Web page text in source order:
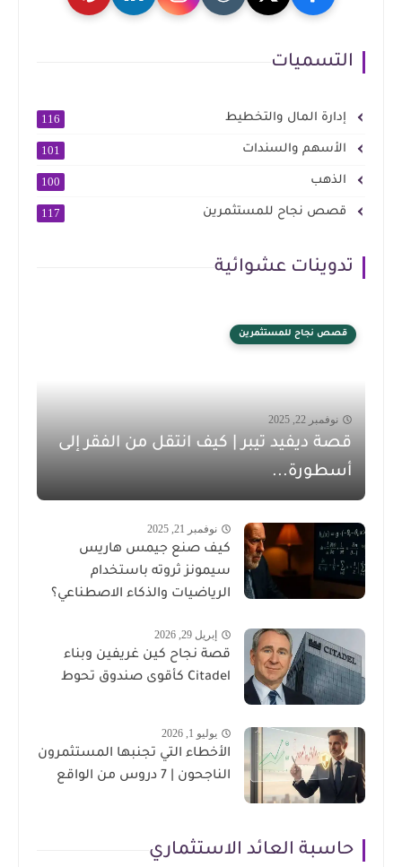
التسميات
إدارة المال والتخطيط 116
الأسهم والسندات 101
الذهب 100
قصص نجاح للمستثمرين 117
تدوينات عشوائية
قصص نجاح للمستثمرين
نوفمبر 22, 2025
قصة ديفيد تيبر | كيف انتقل من الفقر إلى
أسطورة...
نوفمبر 21, 2025
كيف صنع جيمس هاريس
سيمونز ثروته باستخدام
الرياضيات والذكاء الاصطناعي؟
إبريل 29, 2026
قصة نجاح كين غريفين وبناء
Citadel كأقوى صندوق تحوط
يوليو 1, 2026
الأخطاء التي تجنبها المستثمرون
الناجحون | 7 دروس من الواقع
حاسبة العائد الاستثماري